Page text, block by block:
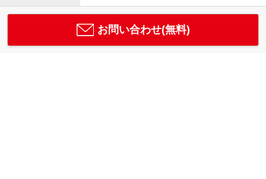
お問い合わせ(無料)